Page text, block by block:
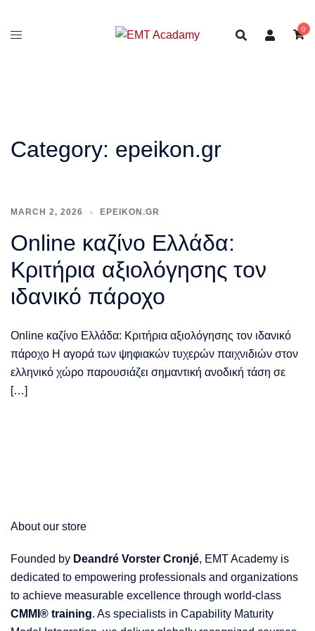
0
Category: epeikon.gr
MARCH 2, 2026 EPEIKON.GR
Online καζίνο Ελλάδα:
Κριτήρια αξιολόγησης τον
ιδανικό πάροχο
Online καζίνο Ελλάδα: Κριτήρια αξιολόγησης τον ιδανικό
πάροχο Η αγορά των ψηφιακών τυχερών παιχνιδιών στον
ελληνικό χώρο παρουσιάζει σημαντική ανοδική τάση σε
[…]
About our store
Founded by Deandré Vorster Cronjé, EMT Academy is
dedicated to empowering professionals and organizations
to achieve measurable excellence through world-class
CMMI® training. As specialists in Capability Maturity